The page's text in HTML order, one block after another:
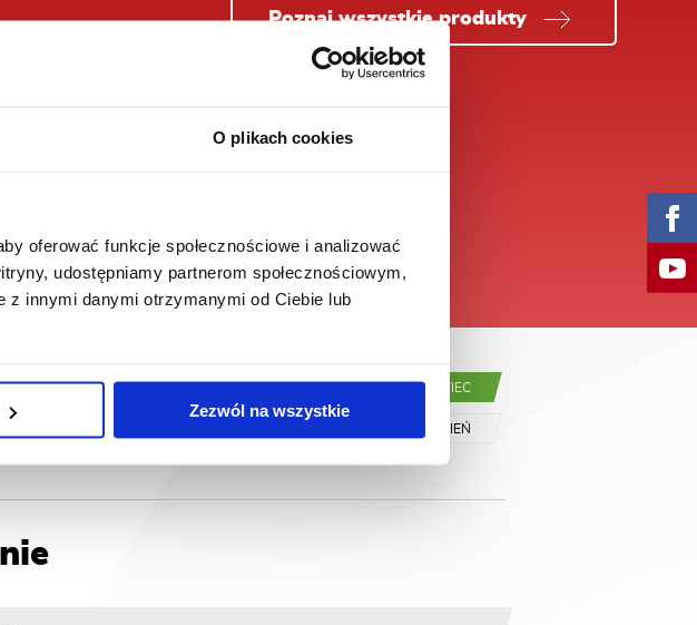
O plikach cookies
oferować funkcje społecznościowe i analizować
udostępniamy partnerom społecznościowym,
z innymi danymi otrzymanymi od Ciebie lub
Zezwól na wszystkie
Poznaj wszystkie produkty
DRZEWA I KRZEWY OWOCOWE
Miedzian® 50 WP
MARZEC CZERWIEC
GRUDZIEŃ